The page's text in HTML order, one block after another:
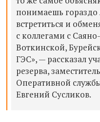
понимаешь
встретиться и
с коллегами с
Воткинской,
ГЭС», — рассказал
резерва,
Оперативной
Евгений Сусликов.